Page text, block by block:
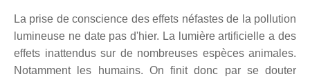
La prise de conscience des effets néfastes de la pollution
lumineuse ne date pas d'hier. La lumière artificielle a des
effets inattendus sur de nombreuses espèces animales.
Notamment les humains. On finit donc par se douter